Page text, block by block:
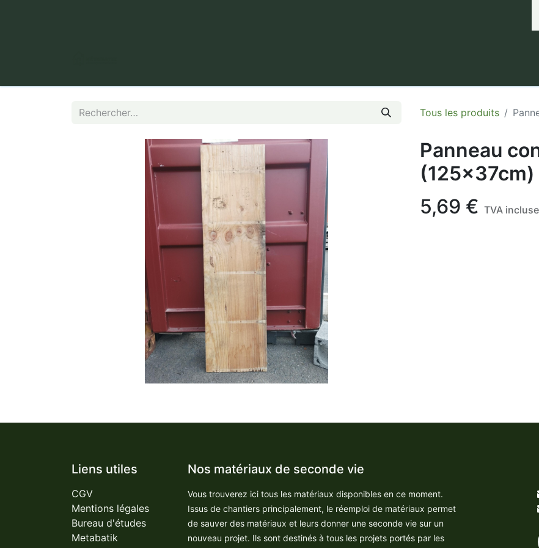
Tous les produits
Panneau
(125x37cm)
5,69 € TVA incluse
Liens utiles
CGV
Mentions légales
Bureau d'études
Metabatik
Nos matériaux de seconde vie
Vous trouverez ici tous les matériaux disponibles en ce moment.
Issus de chantiers principalement, le réemploi de matériaux permet
de sauver des matériaux et leurs donner une seconde vie sur un
nouveau projet. Ils sont destinés à tous les projets portés par les